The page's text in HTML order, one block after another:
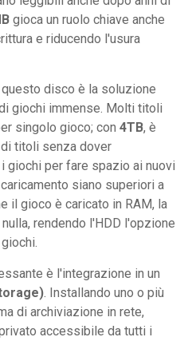
gioca un ruolo chiave anche
e riducendo l'usura
disco è la soluzione
giochi immense. Molti titoli
singolo gioco; con 4TB, è
titoli senza dover
giochi per fare spazio ai nuovi
siano superiori a
il gioco è caricato in RAM, la
rendendo l'HDD l'opzione
è l'integrazione in un
. Installando uno o più
di archiviazione in rete,
accessibile da tutti i